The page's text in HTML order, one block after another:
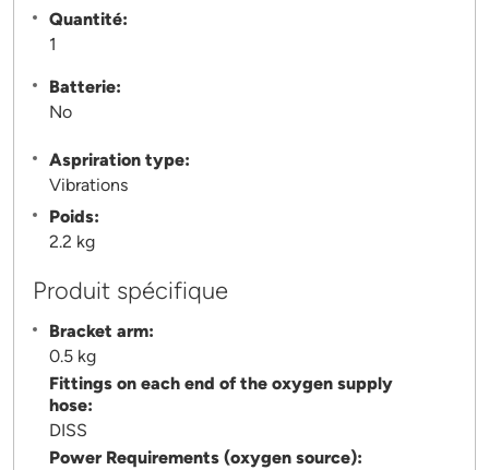
Quantité:
1
Batterie:
No
Aspriration type:
Vibrations
Poids:
2.2 kg
Produit spécifique
Bracket arm:
0.5 kg
Fittings on each end of the oxygen supply
hose:
DISS
Power Requirements (oxygen source):